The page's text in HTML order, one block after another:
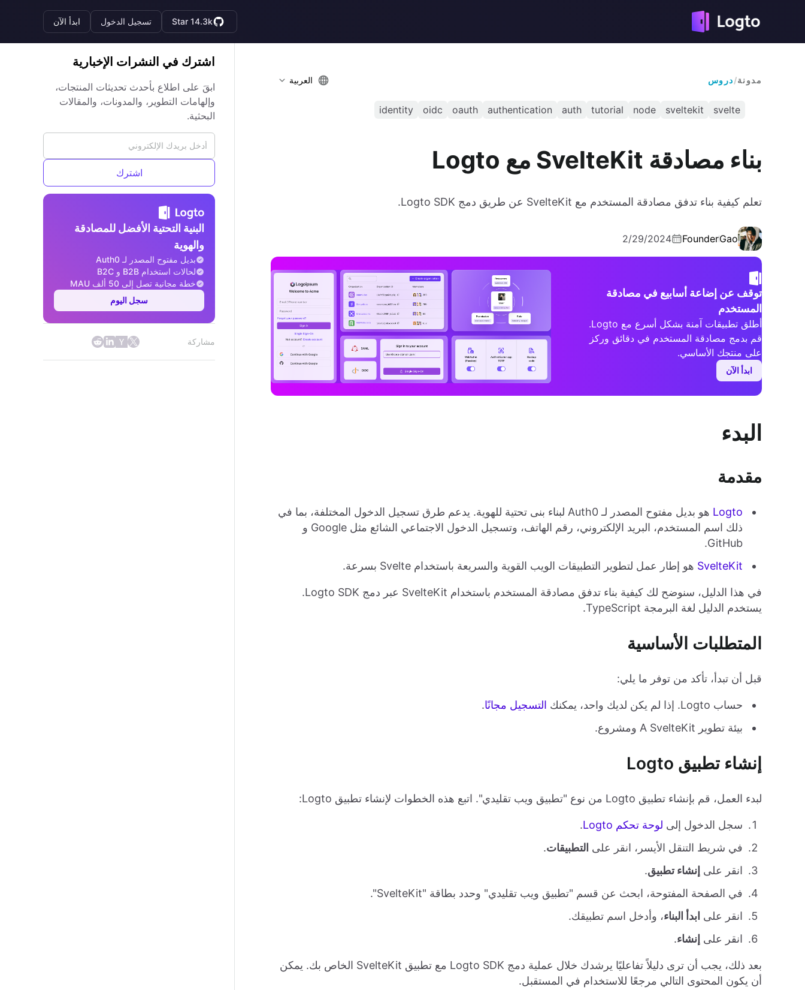
Star 14.3k تسجيل الدخول ابدأ الآن
مدونة/دروس العربية
svelte
sveltekit
node
tutorial
auth
authentication
oauth
oidc
identity
بناء مصادقة SvelteKit مع Logto
تعلم كيفية بناء تدفق مصادقة المستخدم مع SvelteKit عن طريق دمج Logto SDK.
Gao
Founder
2/29/2024
توقف عن إضاعة أسابيع في مصادقة
المستخدم
أطلق تطبيقات آمنة بشكل أسرع مع Logto.
قم بدمج مصادقة المستخدم في دقائق وركز
على منتجك الأساسي.
ابدأ الآن
البدء
مقدمة
Logto
هو بديل مفتوح المصدر لـ Auth0 لبناء بنى تحتية للهوية. يدعم طرق تسجيل الدخول المختلفة، بما في
ذلك اسم المستخدم، البريد الإلكتروني، رقم الهاتف، وتسجيل الدخول الاجتماعي الشائع مثل Google و
GitHub.
SvelteKit هو إطار عمل لتطوير التطبيقات الويب القوية والسريعة باستخدام Svelte بسرعة.
في هذا الدليل، سنوضح لك كيفية بناء تدفق مصادقة المستخدم باستخدام SvelteKit عبر دمج Logto SDK.
يستخدم الدليل لغة البرمجة TypeScript.
المتطلبات الأساسية
قبل أن تبدأ، تأكد من توفر ما يلي:
حساب Logto. إذا لم يكن لديك واحد، يمكنك التسجيل مجانًا.
بيئة تطوير A SvelteKit ومشروع.
إنشاء تطبيق Logto
لبدء العمل، قم بإنشاء تطبيق Logto من نوع "تطبيق ويب تقليدي". اتبع هذه الخطوات لإنشاء تطبيق Logto:
سجل الدخول إلى لوحة تحكم Logto
.
في شريط التنقل الأيسر، انقر على التطبيقات.
انقر على إنشاء تطبيق.
في الصفحة المفتوحة، ابحث عن قسم "تطبيق ويب تقليدي" وحدد بطاقة "SvelteKit".
انقر على ابدأ البناء، وأدخل اسم تطبيقك.
انقر على إنشاء.
بعد ذلك، يجب أن ترى دليلاً تفاعليًا يرشدك خلال عملية دمج Logto SDK مع تطبيق SvelteKit الخاص بك. يمكن
أن يكون المحتوى التالي مرجعًا للاستخدام في المستقبل.
اشترك في النشرات الإخبارية
ابقَ على اطلاع بأحدث تحديثات المنتجات،
وإلهامات التطوير، والمدونات، والمقالات
البحثية.
اشترك
البنية التحتية الأفضل للمصادقة
والهوية
بديل مفتوح المصدر لـ Auth0
لحالات استخدام B2B و B2C
خطة مجانية تصل إلى 50 ألف MAU
سجل اليوم
مشاركة